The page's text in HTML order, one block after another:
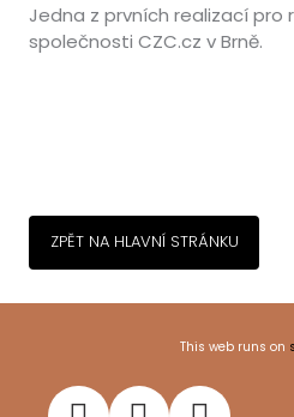
Jedna z prvních realizací pro
společnosti CZC.cz v Brně.
ZPĚT NA HLAVNÍ STRÁNKU
This web runs on